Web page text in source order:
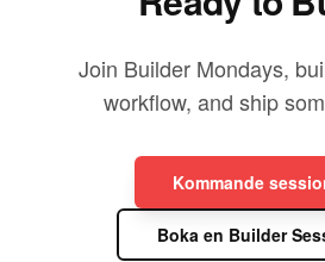
Join Builder Mondays,
workflow, and ship
Kommande
Boka en Builder